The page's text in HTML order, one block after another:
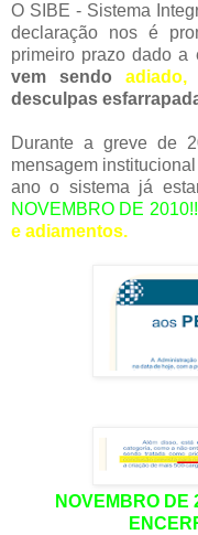
O SIBE - Sistema
declaração nos é
primeiro prazo dado a
vem sendo
desculpas
Durante a greve de
mensagem
ano o sistema já
NOVEMBRO DE
e adiamentos.
NOVEMBRO